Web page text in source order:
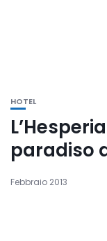
HOTEL
paradiso
Febbraio 2013